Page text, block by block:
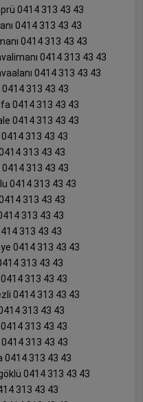
0414 313 43 43
0414 313 43 43
0414 313 43 43
0414 313 43 43
0414 313 43 43
313 43 43
0414 313 43 43
0414 313 43 43
313 43 43
313 43 43
313 43 43
0414 313 43 43
313 43 43
313 43 43
313 43 43
0414 313 43 43
313 43 43
313 43 43
0414 313 43 43
313 43 43
313 43 43
313 43 43
0414 313 43 43
0414 313 43 43
313 43 43